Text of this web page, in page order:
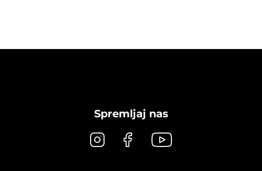
Spremljaj nas